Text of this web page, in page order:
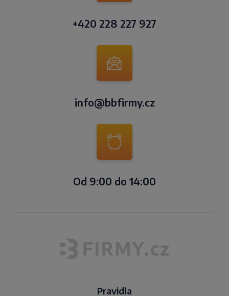
+420 228 227 927
info@bbfirmy.cz
Od 9:00 do 14:00
Pravidla